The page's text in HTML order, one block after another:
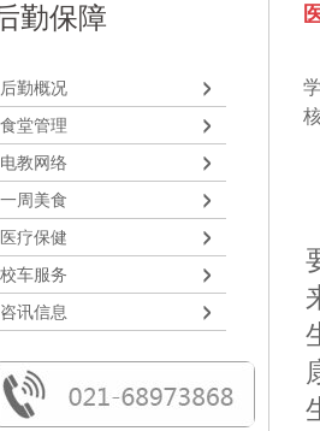
勤保障
后勤概况
食堂管理
电教网络
一周美食
医疗保健
校车服务
咨讯信息